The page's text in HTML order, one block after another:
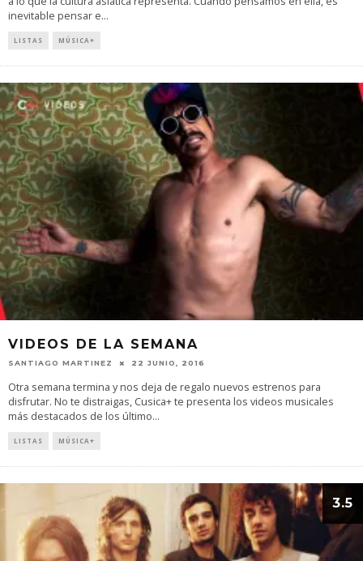
inevitable pensar e...
LISTAS MÚSICA+
VIDEOS DE LA SEMANA
SANTIAGO MARTINEZ 22 JUNIO, 2016
Otra semana termina y nos deja de regalo nuevos estrenos para
disfrutar. No te distraigas, Cusica+ te presenta los videos musicales
más destacados de los último...
LISTAS MÚSICA+
3.5